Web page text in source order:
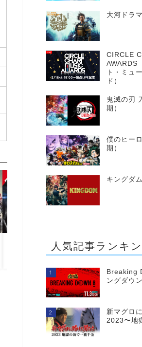
バットマン vs スーパ
ーマン ジャスティスの
アナベル 死霊人
生
大河ドラ
CIRCLE
AWARDS
ト・ミュ
ド）
鬼滅の刃
期）
僕のヒー
期）
キングダム
人気記事ランキ
1
Breaking
ングダウン
2
新マグロ
2023〜地